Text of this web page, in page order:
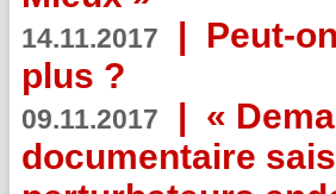
14.11.2017 | Peut-
plus ?
09.11.2017 | «
documentaire